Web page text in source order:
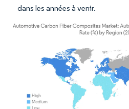
dans les années à venir.